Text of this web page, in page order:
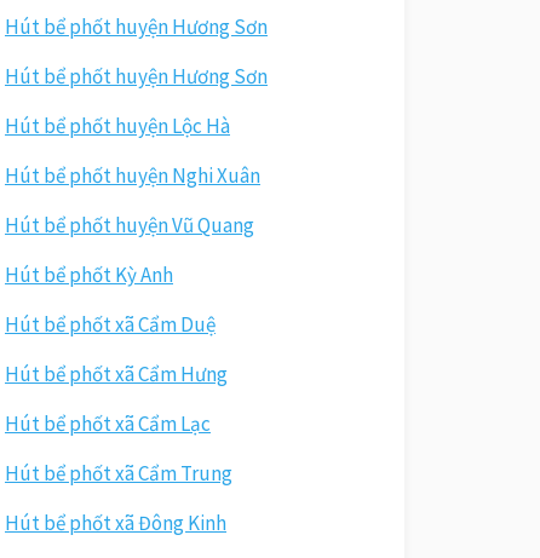
Hút bể phốt huyện Hương Sơn
Hút bể phốt huyện Hương Sơn
Hút bể phốt huyện Lộc Hà
Hút bể phốt huyện Nghi Xuân
Hút bể phốt huyện Vũ Quang
Hút bể phốt Kỳ Anh
Hút bể phốt xã Cẩm Duệ
Hút bể phốt xã Cẩm Hưng
Hút bể phốt xã Cẩm Lạc
Hút bể phốt xã Cẩm Trung
Hút bể phốt xã Đông Kinh